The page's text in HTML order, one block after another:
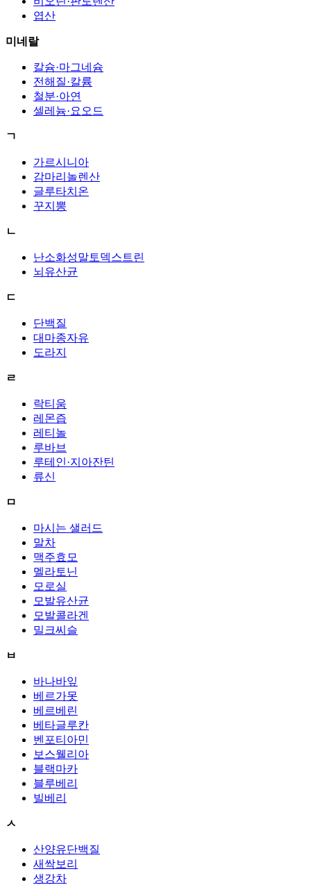
엽산
미네랄
칼슘·마그네슘
전해질·칼륨
철분·아연
셀레늄·요오드
ㄱ
가르시니아
감마리놀렌산
글루타치온
꾸지뽕
ㄴ
난소화성말토덱스트린
뇌유산균
ㄷ
단백질
대마종자유
도라지
ㄹ
락티움
레몬즙
레티놀
루바브
루테인·지아잔틴
류신
ㅁ
마시는 샐러드
말차
맥주효모
멜라토닌
모로실
모발유산균
모발콜라겐
밀크씨슬
ㅂ
바나바잎
베르가못
베르베린
베타글루칸
벤포티아민
보스웰리아
블랙마카
블루베리
빌베리
ㅅ
산양유단백질
새싹보리
생강차